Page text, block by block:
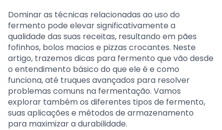
Dominar as técnicas relacionadas ao uso do
fermento pode elevar significativamente a
qualidade das suas receitas, resultando em pães
fofinhos, bolos macios e pizzas crocantes. Neste
artigo, trazemos dicas para fermento que vão desde
o entendimento básico do que ele é e como
funciona, até truques avançados para resolver
problemas comuns na fermentação. Vamos
explorar também os diferentes tipos de fermento,
suas aplicações e métodos de armazenamento
para maximizar a durabilidade.